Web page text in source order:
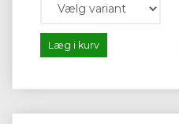
Læg i kurv